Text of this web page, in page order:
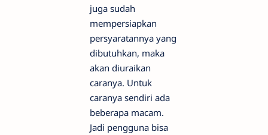
juga sudah
mempersiapkan
persyaratannya yang
dibutuhkan, maka
akan diuraikan
caranya. Untuk
caranya sendiri ada
beberapa macam.
Jadi pengguna bisa